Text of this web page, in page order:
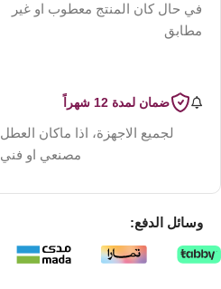
في حال كان المنتج معطوب او غير
مطابق
ضمان لمدة 12 شهراً
لجميع الاجهزة، اذا ماكان العطل
مصنعي او فني
وسائل الدفع: